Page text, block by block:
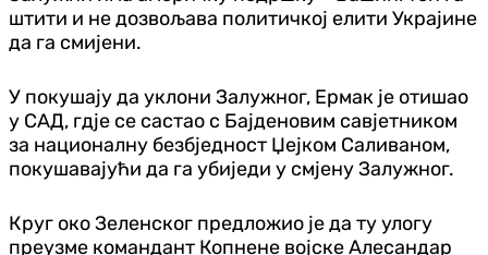
штити и не дозвољава политичкој елити Украјине
да га смијени.
У покушају да уклони Залужног, Ермак је отишао
у САД, гдје се састао с Бајденовим савјетником
за националну безбједност Џејком Саливаном,
покушавајући да га убиједи у смјену Залужног.
Круг око Зеленског предложио је да ту улогу
преузме командант Копнене војске Алесандар